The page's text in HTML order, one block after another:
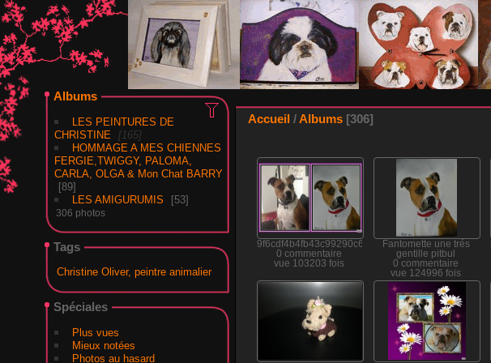
Albums
LES PEINTURES DE
CHRISTINE
165
HOMMAGE A MES CHIENNES
FERGIE,TWIGGY, PALOMA,
CARLA, OLGA & Mon Chat BARRY
89
LES AMIGURUMIS
53
306 photos
Tags
Christine Oliver, peintre animalier
Spéciales
Plus vues
Mieux notées
Photos au hasard
Accueil /Albums 306
9f6cdf4b4fb43c99290c62458573ebde
0 commentaire
vue 103203 fois
Fantomette une trés
gentille pitbul
0 commentaire
vue 124996 fois